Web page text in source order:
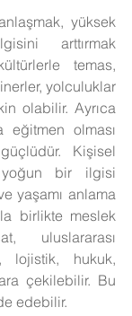
yüksek
arttırmak
temas,
yolculuklar
olabilir. Ayrıca
olması
Kişisel
yoğun bir ilgisi
yaşamı anlama
birlikte meslek
uluslararası
lojistik, hukuk,
çekilebilir. Bu
edebilir.